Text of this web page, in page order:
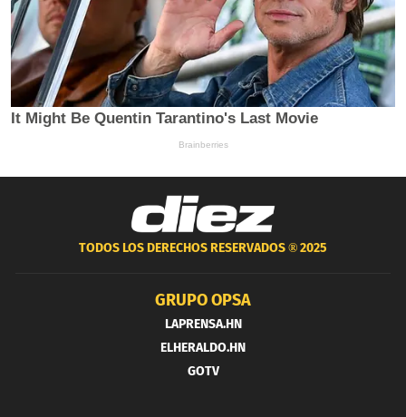
TODOS LOS DERECHOS RESERVADOS ®2025
GRUPO OPSA
LAPRENSA.HN
ELHERALDO.HN
GOTV